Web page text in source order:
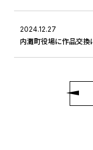
2024.12.27